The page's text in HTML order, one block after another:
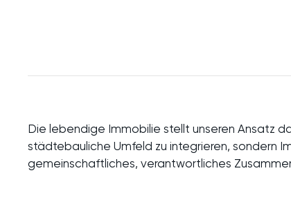
Die lebendige Immobilie stellt unseren Ansatz
städtebauliche Umfeld zu integrieren, sondern
gemeinschaftliches, verantwortliches